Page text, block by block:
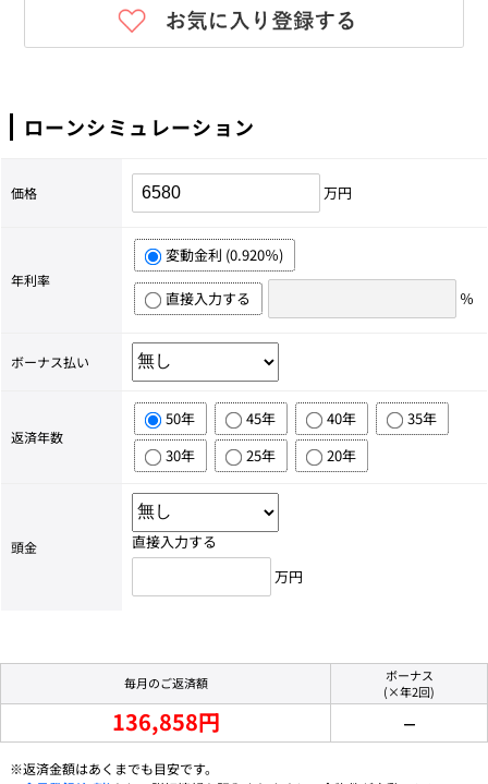
ローンシミュレーション
価格 万円
年利率
変動金利 (0.920％)
直接入力する ％
ボーナス払い
返済年数
50年 45年 40年
35年
30年
25年 20年
頭金
直接入力する
万円
毎月のご返済額
ボーナス
(×年2回)
136,858円 －
※返済金額はあくまでも目安です。